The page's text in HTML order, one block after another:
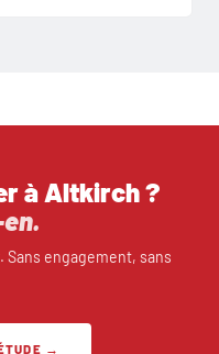
à Altkirch ?
Sans engagement, sans
→